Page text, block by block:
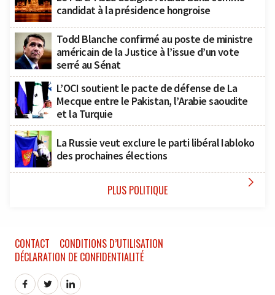
candidat à la présidence hongroise
Todd Blanche confirmé au poste de ministre
américain de la Justice à l’issue d’un vote
serré au Sénat
L’OCI soutient le pacte de défense de La
Mecque entre le Pakistan, l’Arabie saoudite
et la Turquie
La Russie veut exclure le parti libéral Iabloko
des prochaines élections
PLUS POLITIQUE 
CONTACT
CONDITIONS D’UTILISATION
DÉCLARATION DE CONFIDENTIALITÉ